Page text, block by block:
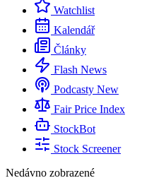
Watchlist
Kalendář
Články
Flash News
Podcasty New
Fair Price Index
StockBot
Stock Screener
Nedávno zobrazené